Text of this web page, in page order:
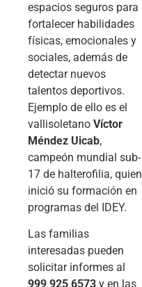
espacios seguros para
fortalecer habilidades
físicas, emocionales y
sociales, además de
detectar nuevos
talentos deportivos.
Ejemplo de ello es el
vallisoletano Víctor
Méndez Uicab,
campeón mundial sub-
17 de halterofilia, quien
inició su formación en
programas del IDEY.
Las familias
interesadas pueden
solicitar informes al
999 925 6573 y en las